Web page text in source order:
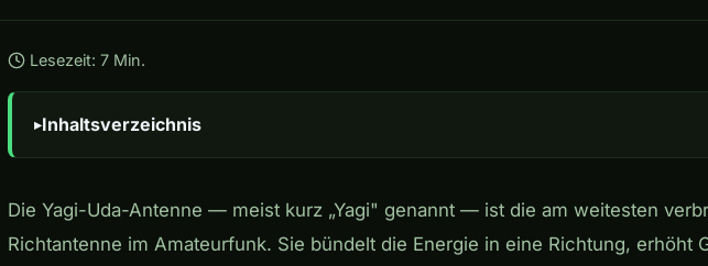
Lesezeit: 7 Min.
Inhaltsverzeichnis
Die Yagi-Uda-Antenne — meist kurz „Yagi" genannt — ist die am weitesten
Richtantenne im Amateurfunk. Sie bündelt die Energie in eine Richtung, erhöht